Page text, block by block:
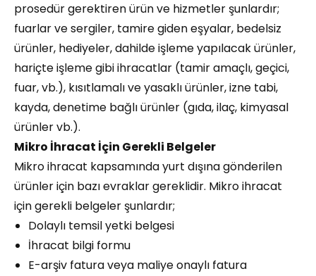
prosedür gerektiren ürün ve hizmetler şunlardır;
fuarlar ve sergiler, tamire giden eşyalar, bedelsiz
ürünler, hediyeler, dahilde işleme yapılacak ürünler,
hariçte işleme gibi ihracatlar (tamir amaçlı, geçici,
fuar, vb.), kısıtlamalı ve yasaklı ürünler, izne tabi,
kayda, denetime bağlı ürünler (gıda, ilaç, kimyasal
ürünler vb.).
Mikro İhracat İçin Gerekli Belgeler
Mikro ihracat kapsamında yurt dışına gönderilen
ürünler için bazı evraklar gereklidir. Mikro ihracat
için gerekli belgeler şunlardır;
Dolaylı temsil yetki belgesi
İhracat bilgi formu
E-arşiv fatura veya maliye onaylı fatura